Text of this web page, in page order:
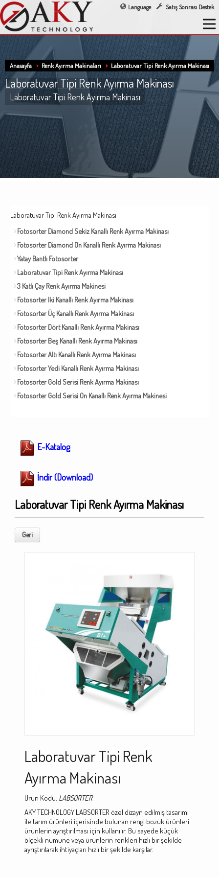
Language Satış Sonrası Destek
Anasayfa Renk Ayırma Makinaları Laboratuvar Tipi Renk Ayırma Makinası
Laboratuvar Tipi Renk Ayırma Makinası
Laboratuvar Tipi Renk Ayırma Makinası
Laboratuvar Tipi Renk Ayırma Makinası
Fotosorter Diamond Sekiz Kanallı Renk Ayırma Makinası
Fotosorter Diamond On Kanallı Renk Ayırma Makinası
Yatay Bantlı Fotosorter
Laboratuvar Tipi Renk Ayırma Makinası
3 Katlı Çay Renk Ayırma Makinesi
Fotosorter Iki Kanallı Renk Ayırma Makinası
Fotosorter Üç Kanallı Renk Ayırma Makinası
Fotosorter Dört Kanallı Renk Ayırma Makinası
Fotosorter Beş Kanallı Renk Ayırma Makinası
Fotosorter Altı Kanallı Renk Ayırma Makinası
Fotosorter Yedi Kanallı Renk Ayırma Makinası
Fotosorter Gold Serisi Renk Ayırma Makinası
Fotosorter Gold Serisi On Kanallı Renk Ayırma Makinesi
E-Katalog
İndir (Download)
Laboratuvar Tipi Renk Ayırma Makinası
Geri
Laboratuvar Tipi Renk
Ayırma Makinası
Ürün Kodu: LABSORTER
AKY TECHNOLOGY LABSORTER özel dizayn edilmiş tasarımı
ile tarım ürünleri içerisinde bulunan rengi bozuk ürünleri
ürünlerin ayrıştırılması için kullanılır. Bu sayede küçük
ölçekli numune veya ürünlerin renkleri hızlı bir şekilde
ayrıştırılarak ihtiyaçları hızlı bir şekilde karşılar.